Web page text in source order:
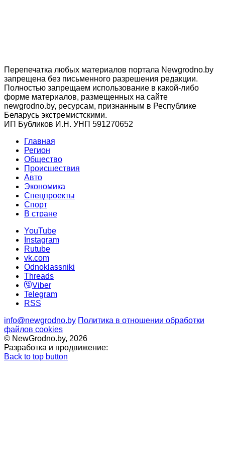
Перепечатка любых материалов портала Newgrodno.by
запрещена без письменного разрешения редакции.
Полностью запрещаем использование в какой-либо
форме материалов, размещенных на сайте
newgrodno.by, ресурсам, признанным в Республике
Беларусь экстремистскими.
ИП Бубликов И.Н. УНП 591270652
Главная
Регион
Общество
Происшествия
Авто
Экономика
Спецпроекты
Cпорт
В стране
YouTube
Instagram
Rutube
vk.com
Odnoklassniki
Threads
Viber
Telegram
RSS
info@newgrodno.by Политика в отношении обработки
файлов cookies
© NewGrodno.by, 2026
Разработка и продвижение:
Back to top button